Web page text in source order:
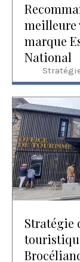
marque
National
Stratégie